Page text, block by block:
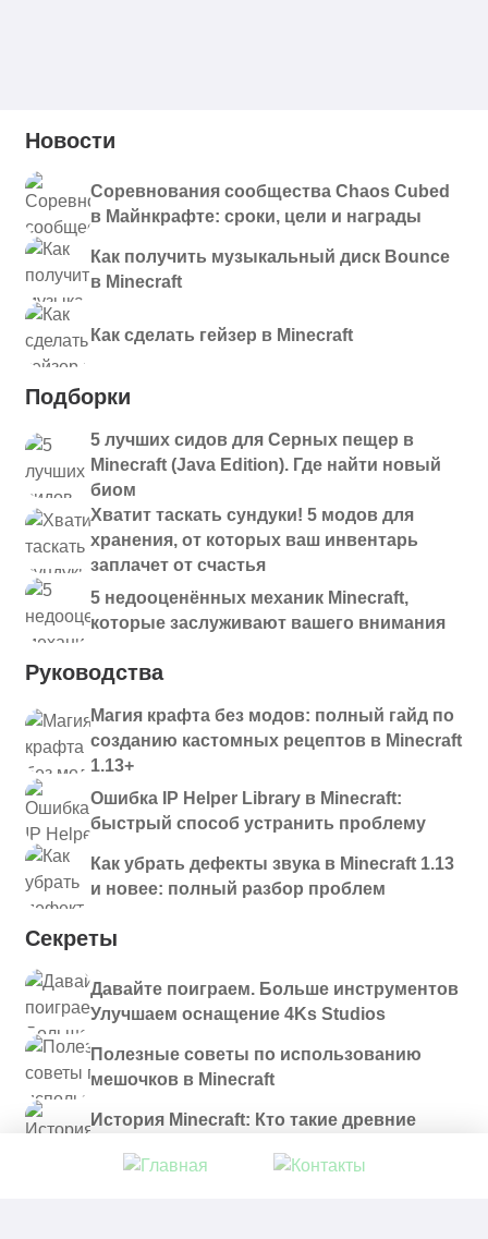
Новости
Соревнования сообщества Chaos Cubed
в Майнкрафте: сроки, цели и награды
Как получить музыкальный диск Bounce
в Minecraft
Как сделать гейзер в Minecraft
Подборки
5 лучших сидов для Серных пещер в
Minecraft (Java Edition). Где найти новый
биом
Хватит таскать сундуки! 5 модов для
хранения, от которых ваш инвентарь
заплачет от счастья
5 недооценённых механик Minecraft,
которые заслуживают вашего внимания
Руководства
Магия крафта без модов: полный гайд по
созданию кастомных рецептов в Minecraft
1.13+
Ошибка IP Helper Library в Minecraft:
быстрый способ устранить проблему
Как убрать дефекты звука в Minecraft 1.13
и новее: полный разбор проблем
Секреты
Давайте поиграем. Больше инструментов
Улучшаем оснащение 4Ks Studios
Полезные советы по использованию
мешочков в Minecraft
История Minecraft: Кто такие древние